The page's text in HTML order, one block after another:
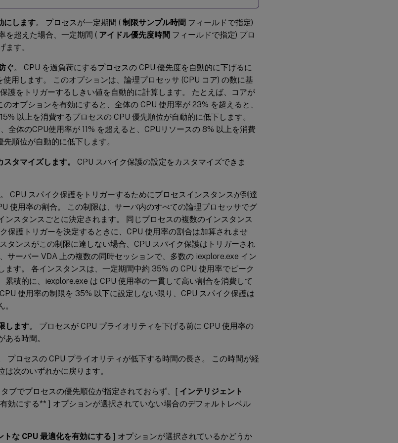
にします。 プロセスが一定期間 ( 制限サンプル時間 フィールドで指定)
を超えた場合、一定期間 ( アイドル優先度時間 フィールドで指定) プロ
ます。
ぐ。 CPU を過負荷にするプロセスの CPU 優先度を自動的に下げるに
用します。 このオプションは、論理プロセッサ (CPU コア) の数に基
護をトリガーするしきい値を自動的に計算します。 たとえば、コアが
オプションを有効にすると、全体の CPU 使用率が 23% を超えると、
以上を消費するプロセスの CPU 優先順位が自動的に低下します。
全体のCPU使用率が 11% を超えると、CPUリソースの 8% 以上を消費
順位が自動的に低下します。
タマイズします。
CPU スパイク保護の設定をカスタマイズできま
。 CPU スパイク保護をトリガーするためにプロセスインスタンスが到達
使用率の割合。 この制限は、サーバ内のすべての論理プロセッサでグ
ンスタンスごとに決定されます。 同じプロセスの複数のインスタンス
保護トリガーを決定するときに、CPU 使用率の割合は加算されませ
タンスがこの制限に達しない場合、CPU スパイク保護はトリガーされ
サーバー VDA 上の複数の同時セッションで、多数の iexplore.exe イン
ます。 各インスタンスは、一定期間中約 35% の CPU 使用率でピーク
累積的に、iexplore.exe は CPU 使用率の一貫して高い割合を消費して
使用率の制限を 35% 以下に設定しない限り、CPU スパイク保護は
します。 プロセスが CPU プライオリティを下げる前に CPU 使用率の
ある時間。
プロセスの CPU プライオリティが低下する時間の長さ。 この時間が経
は次のいずれかに戻ります。
ブでプロセスの優先順位が指定されておらず、[ インテリジェント
効にする** ] オプションが選択されていない場合のデフォルトレベル
トな CPU 最適化を有効にする ] オプションが選択されているかどうか